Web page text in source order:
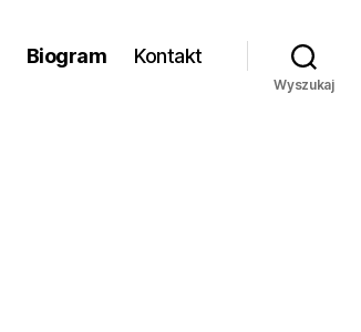
Biogram Kontakt
Wyszukaj